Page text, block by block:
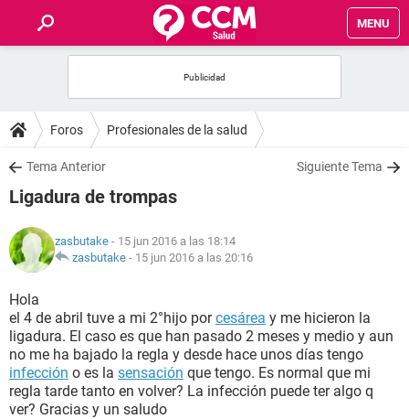
MENU
FOROS
SALUD
FAMILIA
NUTRICIÓN
BIENESTAR
SEXUALIDAD
GLOSARIO
Foros Profesionales de la salud
Tema Anterior Siguiente Tema
Ligadura de trompas
zasbutake - 15 jun 2016 a las 18:14
zasbutake - 15 jun 2016 a las 20:16
Hola
el 4 de abril tuve a mi 2°hijo porcesárea y me hicieron la
ligadura. El caso es que han pasado 2 meses y medio y aun
no me ha bajado la regla y desde hace unos días tengo
infección o es la sensación que tengo. Es normal que mi
regla tarde tanto en volver? La infección puede ter algo q
ver? Gracias y un saludo